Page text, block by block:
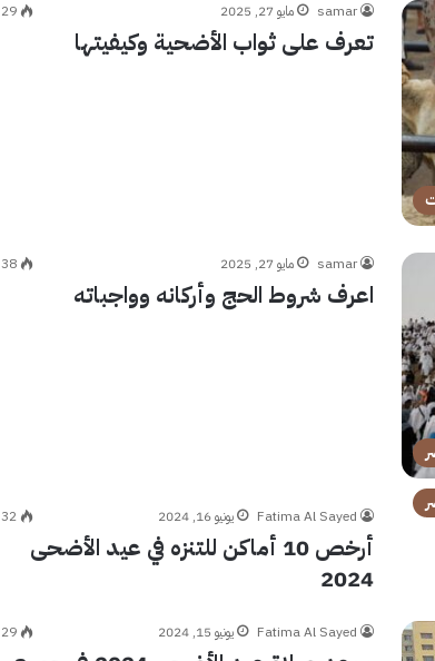
samar مايو 27, 2025 29
تعرف على ثواب الأضحية وكيفيتها
samar مايو 27, 2025 38
اعرف شروط الحج وأركانه وواجباته
Fatima Al Sayed يونيو 16, 2024 32
أرخص 10 أماكن للتنزه في عيد الأضحى
2024
Fatima Al Sayed يونيو 15, 2024 29